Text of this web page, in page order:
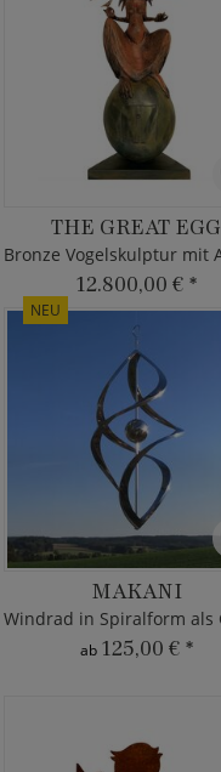
THE GREAT EGG
12.800,00 € *
NEU
MAKANI
ab 125,00 € *